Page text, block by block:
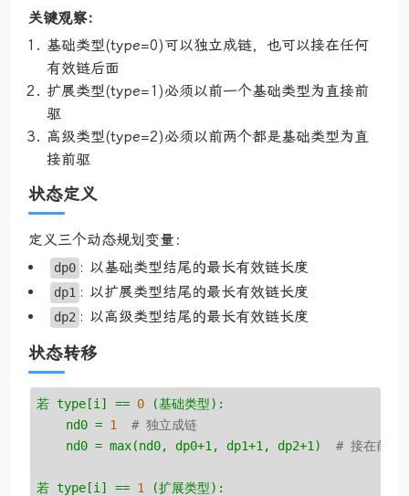
关键观察：
基础类型(type=0)可以独立成链，也可以接在任何
有效链后面
扩展类型(type=1)必须以前一个基础类型为直接前
驱
高级类型(type=2)必须以前两个都是基础类型为直
接前驱
状态定义
定义三个动态规划变量：
dp0 : 以基础类型结尾的最长有效链长度
dp1 : 以扩展类型结尾的最长有效链长度
dp2 : 以高级类型结尾的最长有效链长度
状态转移
若 type[i] == 0
(基础类型):
nd0 = 1
# 独立成链
nd0 = max(nd0, dp0+1, dp1+1, dp2+1) # 接在前面
若 type[i] == 1
(扩展类型):